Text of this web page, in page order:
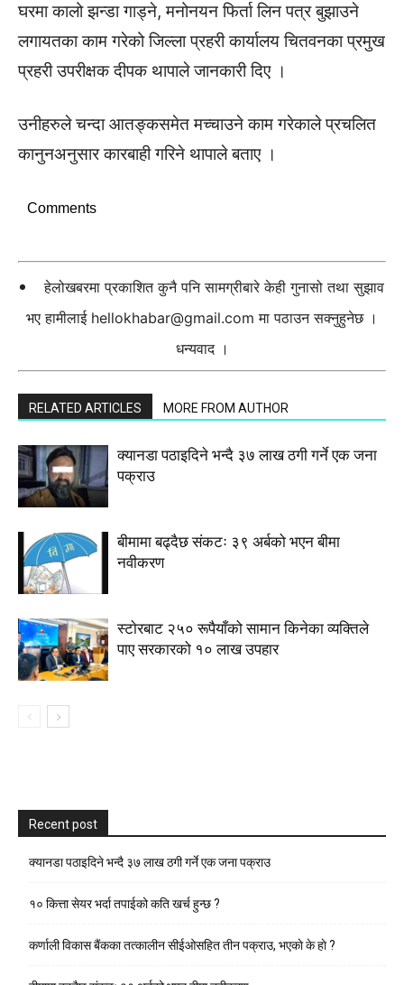
घरमा कालो झन्डा गाड्ने, मनोनयन फिर्ता लिन पत्र बुझाउने
लगायतका काम गरेको जिल्ला प्रहरी कार्यालय चितवनका प्रमुख
प्रहरी उपरीक्षक दीपक थापाले जानकारी दिए ।
उनीहरुले चन्दा आतङ्कसमेत मच्चाउने काम गरेकाले प्रचलित
कानुनअनुसार कारबाही गरिने थापाले बताए ।
Comments
हेलोखबरमा प्रकाशित कुनै पनि सामग्रीबारे केही गुनासो तथा सुझाव
भए हामीलाई hellokhabar@gmail.com मा पठाउन सक्नुहुनेछ ।
धन्यवाद ।
RELATED ARTICLES MORE FROM AUTHOR
क्यानडा पठाइदिने भन्दै ३७ लाख ठगी गर्ने एक जना
पक्राउ
बीमामा बढ्दैछ संकटः ३९ अर्बको भएन बीमा
नवीकरण
स्टाेरबाट २५० रूपैयाँको सामान किनेका व्यक्तिले
पाए सरकारको १० लाख उपहार
Recent post
क्यानडा पठाइदिने भन्दै ३७ लाख ठगी गर्ने एक जना पक्राउ
१० कित्ता सेयर भर्दा तपाईको कति खर्च हुन्छ ?
कर्णाली विकास बैंकका तत्कालीन सीईओसहित तीन पक्राउ, भएकाे के हाे ?